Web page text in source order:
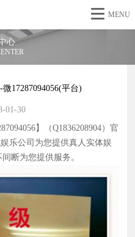
MENU
心
17287094056(平台)
01-30
】（Q1836208904）官
乐公司为您提供真人实体娱
断为您提供服务。